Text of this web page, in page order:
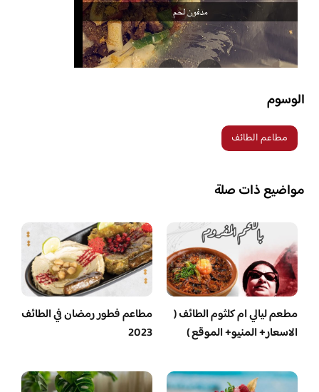
الوسوم
مطاعم الطائف
مواضيع ذات صلة
مطعم ليالي ام كلثوم الطائف (
الاسعار+ المنيو+ الموقع )
مطاعم فطور رمضان في الطائف
2023